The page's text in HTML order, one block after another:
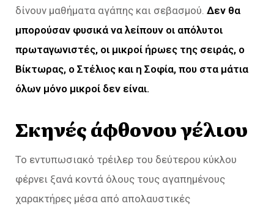
δίνουν μαθήματα αγάπης και σεβασμού. Δεν θα
μπορούσαν φυσικά να λείπουν οι απόλυτοι
πρωταγωνιστές, οι μικροί ήρωες της σειράς, ο
Βίκτωρας, ο Στέλιος και η Σοφία, που στα μάτια
όλων μόνο μικροί δεν είναι.
Σκηνές άφθονου γέλιου
Το εντυπωσιακό τρέιλερ του δεύτερου κύκλου
φέρνει ξανά κοντά όλους τους αγαπημένους
χαρακτήρες μέσα από απολαυστικές